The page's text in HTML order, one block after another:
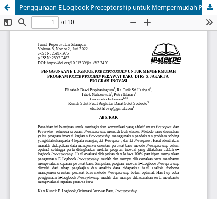
Penggunaan E Logbook Preceptorship untuk Mempermudah Program Preceptorship Perawat Baru di RS X Jakarta: Program Inovasi